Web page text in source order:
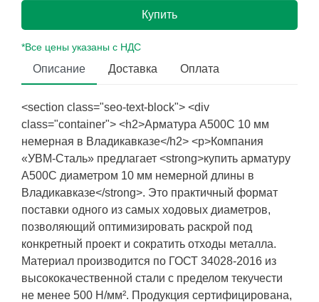
Купить
*Все цены указаны с НДС
Описание Доставка Оплата
<section class="seo-text-block"> <div
class="container"> <h2>Арматура А500С 10 мм
немерная в Владикавказе</h2> <p>Компания
«УВМ-Сталь» предлагает <strong>купить арматуру
А500С диаметром 10 мм немерной длины в
Владикавказе</strong>. Это практичный формат
поставки одного из самых ходовых диаметров,
позволяющий оптимизировать раскрой под
конкретный проект и сократить отходы металла.
Материал производится по ГОСТ 34028-2016 из
высококачественной стали с пределом текучести
не менее 500 Н/мм². Продукция сертифицирована,